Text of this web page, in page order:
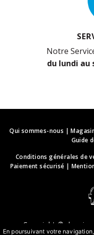
Notre
du lundi au
Qui sommes-nous |
Guide
Conditions générales de
Paiement sécurisé |
Copyright ©
En poursuivant votre